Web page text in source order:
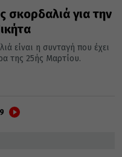
σκορδαλιά για την
είναι η συνταγή που έχει
της 25ής Μαρτίου.